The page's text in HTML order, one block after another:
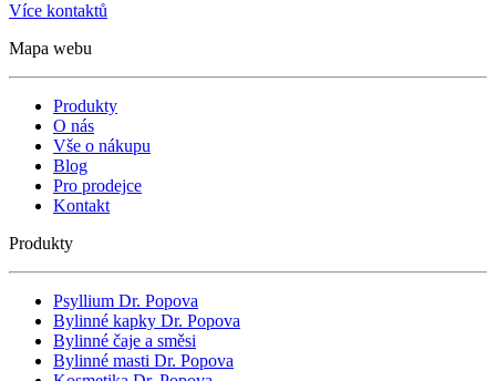
Více kontaktů
Mapa webu
Produkty
O nás
Vše o nákupu
Blog
Pro prodejce
Kontakt
Produkty
Psyllium Dr. Popova
Bylinné kapky Dr. Popova
Bylinné čaje a směsi
Bylinné masti Dr. Popova